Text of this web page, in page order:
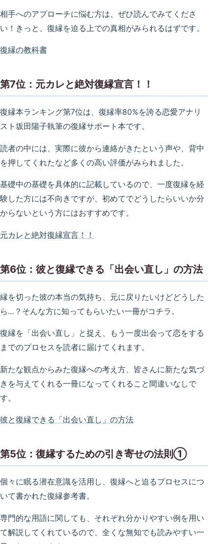
相手へのアプローチに悩む方は、ぜひ読んでみてくださ
い！きっと、復縁を迫る上での真相がみられるはずです。
復縁の教科書
第7位：元カレと絶対復縁宣言！！
復縁本ランキング第7位は、復縁率80%を誇る恋愛アナリ
スト坂田陽子執筆の復縁サポート本です。
読者の中には、実際に彼から連絡がきたという声や、背中
を押してくれたなど多くの高い評価がみられました。
基礎中の基礎を具体的に記載しているので、一度復縁を経
験した方には不向きですが、初めてでどうしたらいいか分
からないという方にはおすすめです。
元カレと絶対復縁宣言！！
第6位：彼と復縁できる「出会い直し」の方法
縁を切った彼の本当の気持ち、元に戻りたいけどどうした
ら…？そんな方に知ってもらいたい一冊がコチラ。
復縁を「出会い直し」と捉え、もう一度出会って恋をする
までのプロセスを読者に届けてくれます。
新たな観点からみた復縁への考え方、皆さんに新たな気づ
きを与えてくれる一冊になってくれること間違いなしで
す。
彼と復縁できる「出会い直し」の方法
第5位：復縁するための引き寄せの法則①
個々に眠る潜在意識を活用し、復縁へと迫るプロセスにつ
いて書かれた復縁参考書。
専門的な用語に関しても、それぞれ分かりやすい例を用い
て解説してくれているので、全くな無知でも読みやすい一